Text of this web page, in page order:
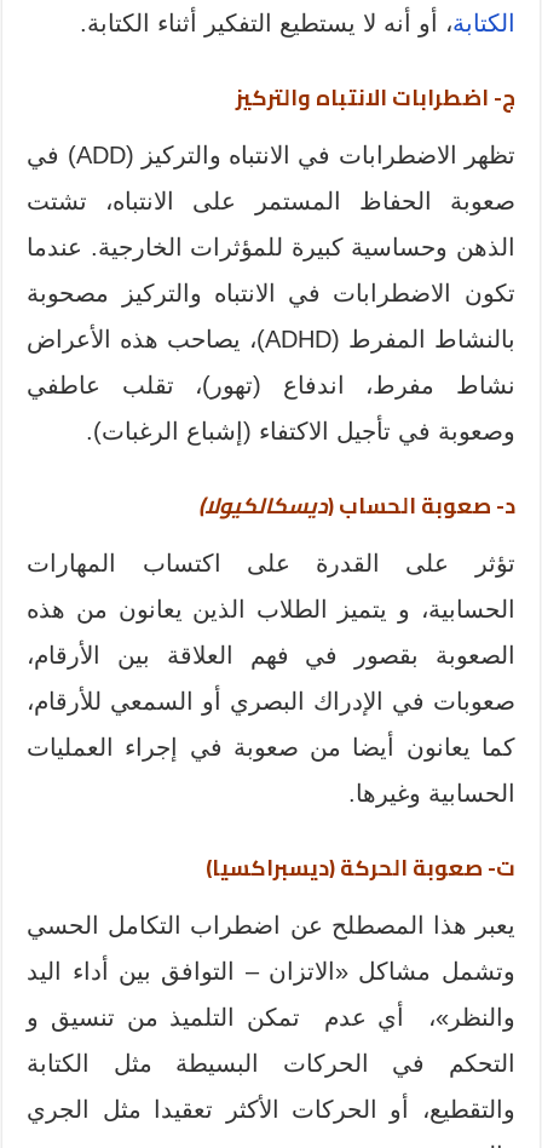
الكتابة، أو أنه لا يستطيع التفكير أثناء الكتابة.
ج- اضطرابات الانتباه والتركيز
تظهر الاضطرابات في الانتباه والتركيز (ADD) في
صعوبة الحفاظ المستمر على الانتباه، تشتت
الذهن وحساسية كبيرة للمؤثرات الخارجية. عندما
تكون الاضطرابات في الانتباه والتركيز مصحوبة
بالنشاط المفرط (ADHD)، يصاحب هذه الأعراض
نشاط مفرط، اندفاع (تهور)، تقلب عاطفي
وصعوبة في تأجيل الاكتفاء (إشباع الرغبات).
د- صعوبة الحساب (ديسكالكيولا)
تؤثر على القدرة على اكتساب المهارات
الحسابية، و يتميز الطلاب الذين يعانون من هذه
الصعوبة بقصور في فهم العلاقة بين الأرقام،
صعوبات في الإدراك البصري أو السمعي للأرقام،
كما يعانون أيضا من صعوبة في إجراء العمليات
الحسابية وغيرها.
ت- صعوبة الحركة (ديسبراكسيا)
يعبر هذا المصطلح عن اضطراب التكامل الحسي
وتشمل مشاكل «الاتزان – التوافق بين أداء اليد
والنظر»، أي عدم تمكن التلميذ من تنسيق و
التحكم في الحركات البسيطة مثل الكتابة
والتقطيع، أو الحركات الأكثر تعقيدا مثل الجري